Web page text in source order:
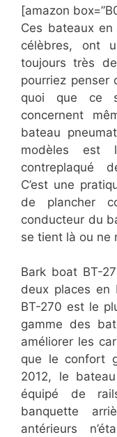
[amazon
Ces bateaux en
célèbres, ont
toujours très
pourriez penser
quoi que ce
concernent
bateau
modèles est
contreplaqué
C’est une
de plancher
conducteur du
se tient là ou ne
Bark boat BT-
deux places en
BT-270 est le
gamme des
améliorer les
que le confort
2012, le
équipé de
banquette
antérieurs